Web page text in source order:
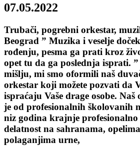
07.05.2022
Trubači, pogrebni orkestar,
Beograd ” Muzika i veselje
rođenju, pesma ga prati kroz
opet tu da ga poslednja isprati. ”
mišlju, mi smo oformili naš
orkestar koji možete pozvati da
ispraćaju Vaše drage osobe. Naš
je od profesionalnih školovanih
niz godina krajnje
delatnost na sahranama,
polaganjima urne,